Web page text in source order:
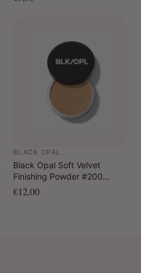
BLACK OPAL
Black Opal Soft Velvet
Finishing Powder #200
Neutral Light
€12,00